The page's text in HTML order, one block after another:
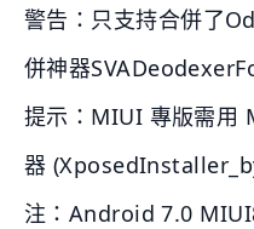
警告：只支持合併了
併神器
提示：MIUI 專版需用
器
注：Android 7.0